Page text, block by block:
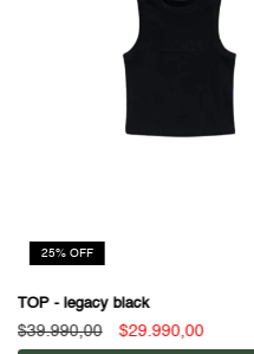
25% OFF
TOP - legacy black
$39.990,00 $29.990,00